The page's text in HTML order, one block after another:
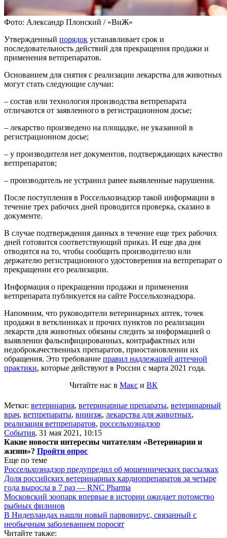
Фото: Александр Плонский / «ВиЖ»
Утвержденный порядок устанавливает срок и
последовательность действий для прекращения продажи и
применения ветпрепаратов.
Основанием для снятия с реализации лекарства для животных
могут стать следующие случаи:
– состав или технология производства ветпрепарата
отличаются от заявленного в регистрационном досье;
– лекарство произведено на площадке, не указанной в
регистрационном досье;
– у производителя нет документов, подтверждающих качество
ветпрепаратов;
– производитель не устранил ранее выявленные нарушения.
После поступления в Россельхознадзор такой информации в
течение трех рабочих дней проводится проверка, сказано в
документе.
В случае подтверждения данных в течение еще трех рабочих
дней готовится соответствующий приказ. И еще два дня
отводится на то, чтобы сообщить производителю или
держателю регистрационного удостоверения на ветпрепарат о
прекращении его реализации.
Информация о прекращении продажи и применения
ветпрепарата публикуется на сайте Россельхознадзора.
Напомним, что руководители ветеринарных аптек, точек
продажи в ветклиниках и прочих пунктов по реализации
лекарств для животных обязаны следить за информацией о
выявлении фальсифицированных, контрафактных или
недоброкачественных препаратов, приостановлении их
обращения. Это требование правил надлежащей аптечной
практики, которые действуют в России с марта 2021 года.
Читайте нас в Макс и ВК
Метки: ветеринария, ветеринарные препараты, ветеринарный
врач, ветпрепараты, вниизж, лекарства для животных,
реализация ветпрепаратов, россельхознадзор
События, 31 мая 2021, 10:15
Какие новости интересны читателям «Ветеринарии и
жизни»? Пройти опрос
Еще по теме
Россельхознадзор предупредил об мошеннических рассылках
Доля российских ветеринарных кардиопрепаратов за четыре
года выросла в 7 раз — RNC Pharma
Московский зоопарк впервые в истории ожидает потомство
рыбных филинов
В Нидерландах нашли новый парвовирус, связанный с
необычным заболеванием поросят
Читайте также: